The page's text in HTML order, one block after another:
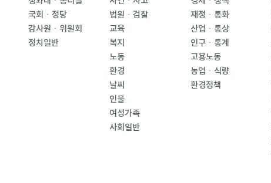
국회ㆍ정당
감사원ㆍ위원회
정치일반
법원ㆍ검찰
교육
복지
노동
환경
날씨
인물
여성가족
사회일반
재정ㆍ통화
산업ㆍ통상
인구ㆍ통계
고용노동
농업ㆍ식량
환경정책